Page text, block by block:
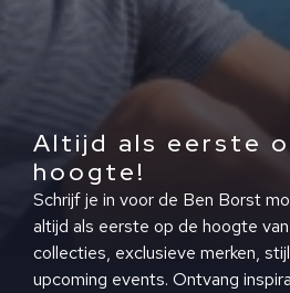
Altijd als eerste
hoogte!
Schrijf je in voor de Ben Borst
altijd als eerste op de hoogte
collecties, exclusieve merken,
upcoming events. Ontvang